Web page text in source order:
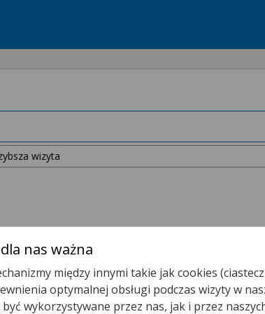
Poradnia (gabinet) Lekarza POZ
nas ważna
między innymi takie jak cookies
optymalnej obsługi podczas wizyty w
wykorzystywane przez nas, jak i przez